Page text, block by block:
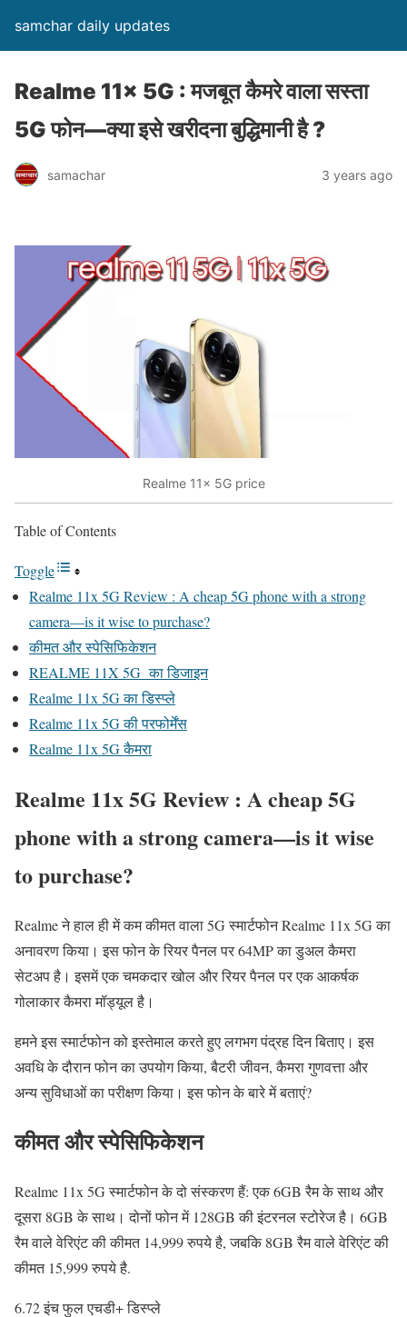
samchar daily updates
Realme 11x 5G : मजबूत कैमरे वाला सस्ता
5G फोन—क्या इसे खरीदना बुद्धिमानी है ?
samachar 3 years ago
Realme 11x 5G price
Table of Contents
Toggle
Realme 11x 5G Review : A cheap 5G phone with a strong
camera—is it wise to purchase?
कीमत और स्पेसिफिकेशन
REALME 11X 5G का डिजाइन
Realme 11x 5G का डिस्प्ले
Realme 11x 5G की परफोर्मेंस
Realme 11x 5G कैमरा
Realme 11x 5G Review : A cheap 5G
phone with a strong camera—is it wise
to purchase?
Realme ने हाल ही में कम कीमत वाला 5G स्मार्टफोन Realme 11x 5G का
अनावरण किया। इस फोन के रियर पैनल पर 64MP का डुअल कैमरा
सेटअप है। इसमें एक चमकदार खोल और रियर पैनल पर एक आकर्षक
गोलाकार कैमरा मॉड्यूल है।
हमने इस स्मार्टफोन को इस्तेमाल करते हुए लगभग पंद्रह दिन बिताए। इस
अवधि के दौरान फोन का उपयोग किया, बैटरी जीवन, कैमरा गुणवत्ता और
अन्य सुविधाओं का परीक्षण किया। इस फोन के बारे में बताएं?
कीमत और स्पेसिफिकेशन
Realme 11x 5G स्मार्टफोन के दो संस्करण हैं: एक 6GB रैम के साथ और
दूसरा 8GB के साथ। दोनों फोन में 128GB की इंटरनल स्टोरेज है। 6GB
रैम वाले वेरिएंट की कीमत 14,999 रुपये है, जबकि 8GB रैम वाले वेरिएंट की
कीमत 15,999 रुपये है.
6.72 इंच फुल एचडी+ डिस्प्ले